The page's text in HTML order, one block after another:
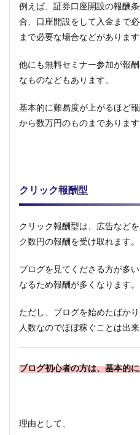
容は同
じでも
成果達
成基準
額が異
なるこ
とがあ
案件は
いいと
思った
ものを
る。
1.3.3
請却下
後の再
いＡＳ
Ｐがあ
実績が
例えば、証券口座開設の報酬
合、口座開設をして入金まで
まで必要な場合などがあります
他にも無料セミナー参加が報
なものなどもあります。
基本的に難易度が上がるほど
から数万円のものまであります
クリック報酬型
クリック報酬型は、広告など
ク数円の報酬を受け取れます。
ブログを見てくださる方が多
なるため報酬が多くなります。
ただし、ブログを始めたばか
人数なのでほぼ稼ぐことは出来
ブログ初心者の方は、基本的
理由として、